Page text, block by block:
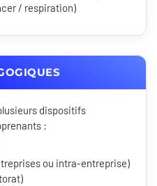
/ respiration)
dispositifs
:
ou intra-entreprise)